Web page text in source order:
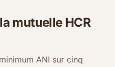
mutuelle HCR
ANI sur cinq